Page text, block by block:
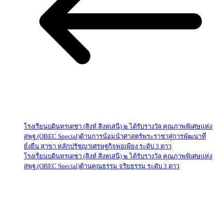
โรงเรียนบดินทรเดชา (สิงห์ สิงหเสนี) ๒ ได้รับรางวัล คุณภาพพิเศษแห่ง
สพฐ.(OBEC Special)ด้านการน้อมนำศาสตร์พระราชาสู่การพัฒนาที่
ยั่งยืน สาขา หลักปรัชญาเศรษฐกิจพอเพียง ระดับ 3 ดาว
โรงเรียนบดินทรเดชา (สิงห์ สิงหเสนี) ๒ ได้รับรางวัล คุณภาพพิเศษแห่ง
สพฐ.(OBEC Special)ด้านคุณธรรม จริยธรรม ระดับ 3 ดาว